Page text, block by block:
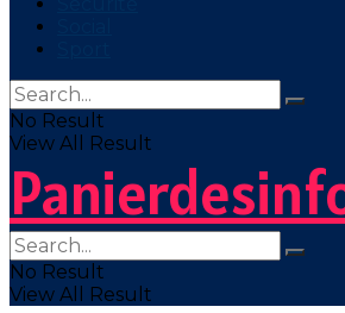
No Result
View All Result
No Result
View All Result